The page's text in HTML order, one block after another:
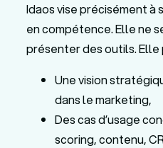
Idaos vise précisément
en compétence. Elle ne
présenter des outils. Elle
Une vision
dans le marketing,
Des cas d’usage
scoring, contenu,